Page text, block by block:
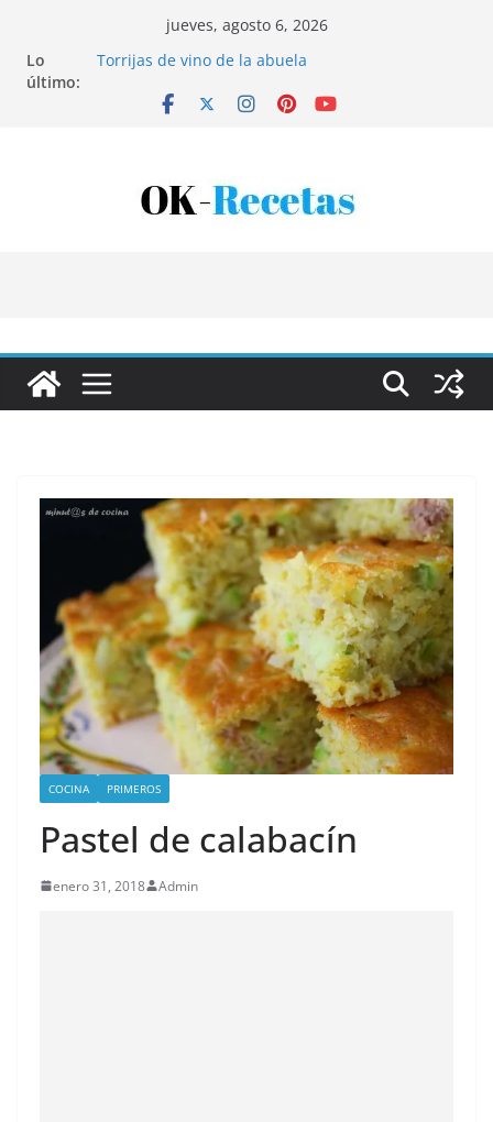
contenido
jueves, agosto 6, 2026
Lo
último:
Torrijas de vino de la abuela
Bandeja de pescaíto frito
COCINA PRIMEROS
Pastel de calabacín
enero 31, 2018 Admin